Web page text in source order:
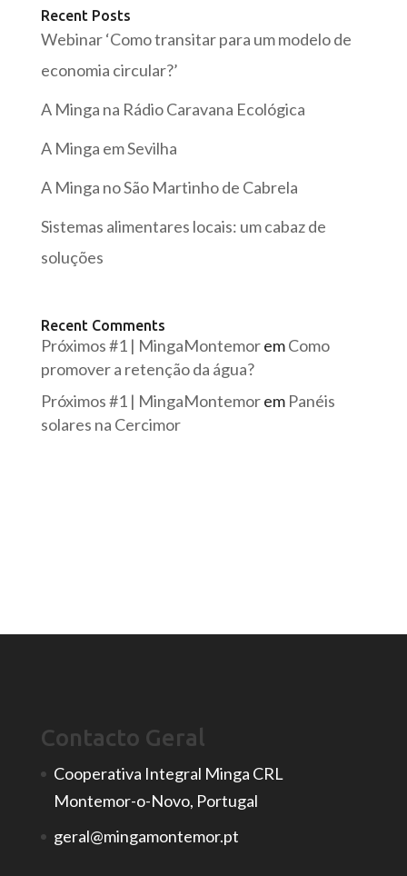
Recent Posts
Webinar ‘Como transitar para um modelo de
economia circular?’
A Minga na Rádio Caravana Ecológica
A Minga em Sevilha
A Minga no São Martinho de Cabrela
Sistemas alimentares locais: um cabaz de
soluções
Recent Comments
Próximos #1 | MingaMontemoremComo
promover a retenção da água?
Próximos #1 | MingaMontemorem Panéis
solares na Cercimor
Contacto Geral
Cooperativa Integral Minga CRL
Montemor-o-Novo, Portugal
geral@mingamontemor.pt